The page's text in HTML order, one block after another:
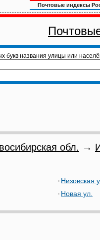
Почтовые индексы
букв названия улицы или
обл. →
Низовская
Новая ул.